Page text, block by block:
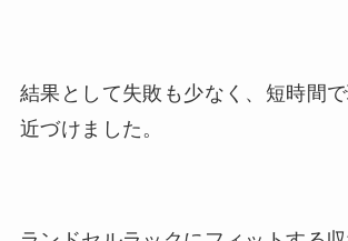
結果として失敗も少なく、短時間
近づけました。